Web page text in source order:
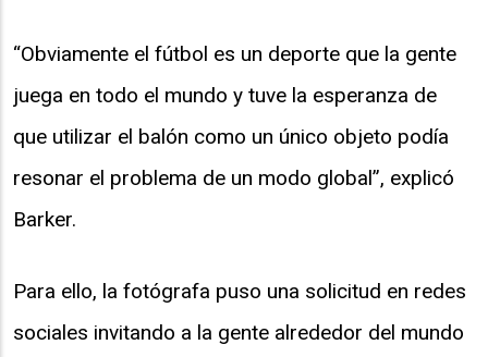
“Obviamente el fútbol es un deporte que la gente
juega en todo el mundo y tuve la esperanza de
que utilizar el balón como un único objeto podía
resonar el problema de un modo global”, explicó
Barker.
Para ello, la fotógrafa puso una solicitud en redes
sociales invitando a la gente alrededor del mundo